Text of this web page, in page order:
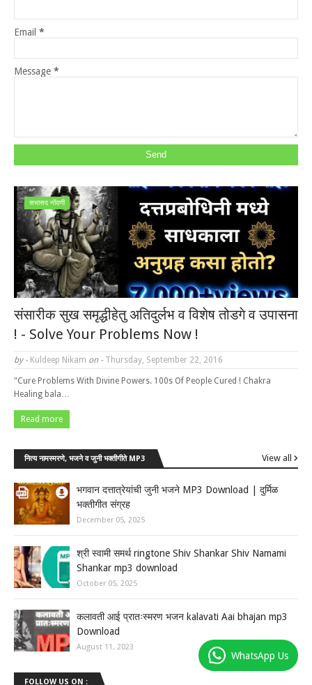
Email *
Message *
सभासद नोंदणी
संसारीक सुख समृद्धीहेतु अतिदुर्लभ व विशेष तोडगे व उपासना
! - Solve Your Problems Now !
by - Kuldeep Nikam on - Thursday, September 22, 2016
"Cure Problems With Divine Powers. 100s Of People Cured ! Chakra
Healing bala…
Read more
नित्य नामस्मरणे, भजने व जुनी भक्तीगीते MP3 View all
भगवान दत्तात्रेयांची जुनी भजने MP3 Download | दुर्मिळ
भक्तीगीत संग्रह
December 05, 2025
श्री स्वामी समर्थ ringtone Shiv Shankar Shiv Namami
Shankar mp3 download
October 05, 2025
कलावती आई प्रातःस्मरण भजन kalavati Aai bhajan mp3
Download
August 11, 2023
FOLLOW US ON :
WhatsApp Us